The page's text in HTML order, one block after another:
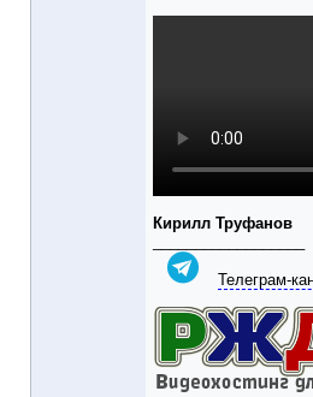
Кирилл Труфанов
Телеграм-